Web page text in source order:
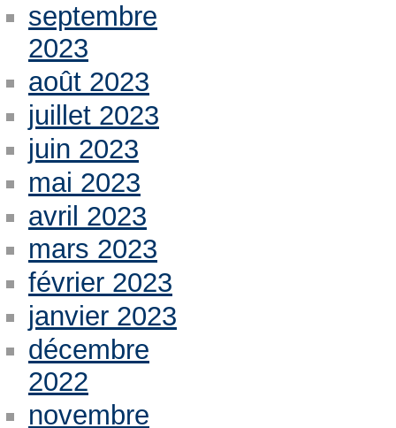
septembre
2023
août 2023
juillet 2023
juin 2023
mai 2023
avril 2023
mars 2023
février 2023
janvier 2023
décembre
2022
novembre